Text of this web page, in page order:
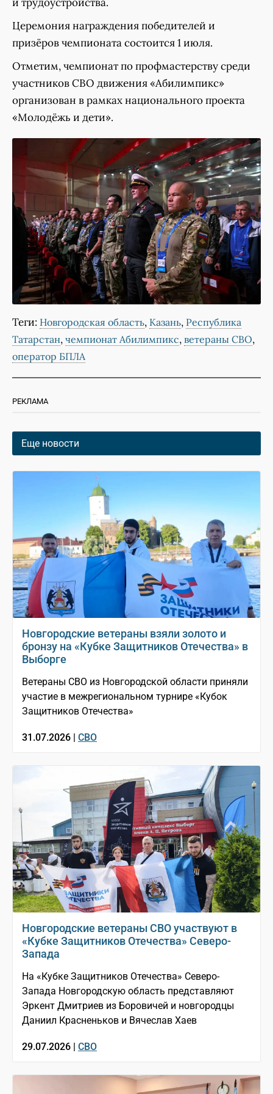
и трудоустройства.
Церемония награждения победителей и
призёров чемпионата состоится 1 июля.
Отметим, чемпионат по профмастерству среди
участников СВО движения «Абилимпикс»
организован в рамках национального проекта
«Молодёжь и дети».
Теги: Новгородская область, Казань, Республика
Татарстан, чемпионат Абилимпикс, ветераны СВО,
оператор БПЛА
РЕКЛАМА
Еще новости
Новгородские ветераны взяли золото и
бронзу на «Кубке Защитников Отечества» в
Выборге
Ветераны СВО из Новгородской области приняли
участие в межрегиональном турнире «Кубок
Защитников Отечества»
31.07.2026 | СВО
Новгородские ветераны СВО участвуют в
«Кубке Защитников Отечества» Северо-
Запада
На «Кубке Защитников Отечества» Северо-
Запада Новгородскую область представляют
Эркент Дмитриев из Боровичей и новгородцы
Даниил Красненьков и Вячеслав Хаев
29.07.2026 | СВО